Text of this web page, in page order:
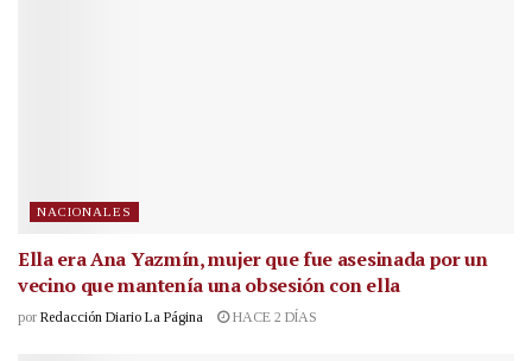
NACIONALES
Ella era Ana Yazmín, mujer que fue asesinada por un
vecino que mantenía una obsesión con ella
por Redacción Diario La Página HACE 2 DÍAS